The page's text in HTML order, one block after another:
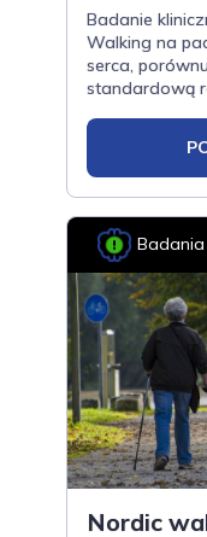
Badanie
Walking na
serca,
standardową
Badania
Nordic